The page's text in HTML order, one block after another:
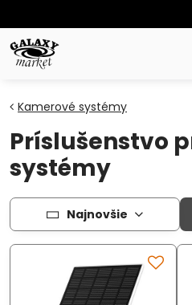
Kamerové systémy
Príslušenstvo
systémy
Najnovšie